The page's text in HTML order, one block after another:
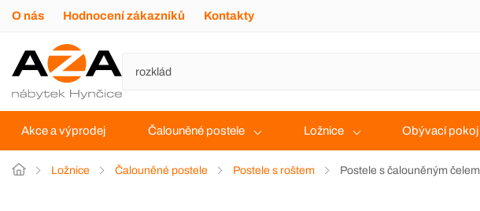
O nás Hodnocení zákazníků Kontakty
Akce a výprodej Čalouněné postele Ložnice Obývací pokoj
Ložnice Čalouněné postele Postele s roštem Postele s čalouněným